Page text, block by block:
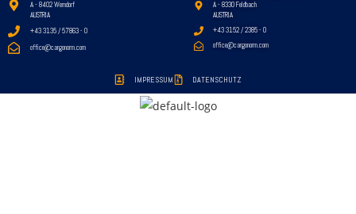
A - 8402 Werndorf
AUSTRIA
+43 3135 / 57863 - 0
office@cargonorm.com
A - 8330 Feldbach
AUSTRIA
+43 3152 / 2385 - 0
office@cargonorm.com
IMPRESSUM DATENSCHUTZ